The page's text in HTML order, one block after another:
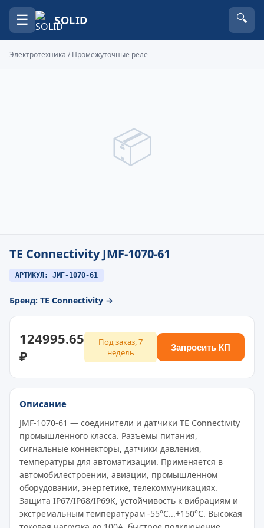
☰ SOLID 🔍
Электротехника /Промежуточные реле
📦
TE Connectivity JMF-1070-61
АРТИКУЛ: JMF-1070-61
Бренд: TE Connectivity →
124995.65
₽
Под заказ, 7
недель
Запросить КП
Описание
JMF-1070-61 — соединители и датчики TE Connectivity
промышленного класса. Разъёмы питания,
сигнальные коннекторы, датчики давления,
температуры для автоматизации. Применяется в
автомобилестроении, авиации, промышленном
оборудовании, энергетике, телекоммуникациях.
Защита IP67/IP68/IP69K, устойчивость к вибрациям и
экстремальным температурам -55°C...+150°C. Высокая